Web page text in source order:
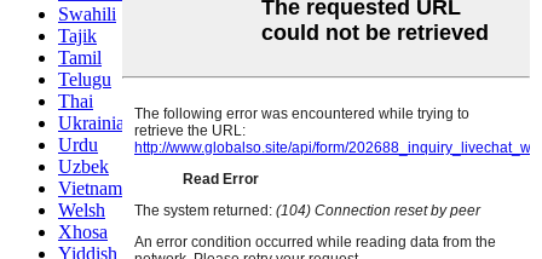
Swahili
Tajik
Tamil
Telugu
Thai
Ukrainian
Urdu
Uzbek
Vietnamese
Welsh
Xhosa
Yiddish